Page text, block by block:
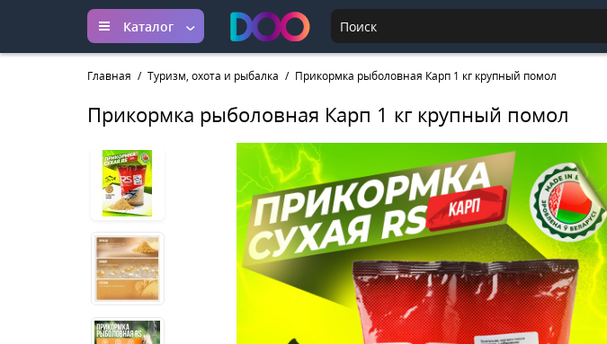
Каталог
Главная Туризм, охота и рыбалка Прикормка рыболовная Карп 1 кг крупный помол
Прикормка рыболовная Карп 1 кг крупный помол